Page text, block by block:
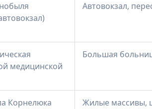
Автовокзал,
медицинской
Большая
Корнелюка Жилые массивы,